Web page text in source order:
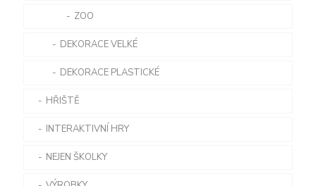
ZOO
DEKORACE VELKÉ
KLUCI
LOUKA
MOŘE
MYŠI INDIÁNI
DEKORACE PLASTICKÉ
HŘIŠTĚ
IQLANDIA INTERAKTIVNÍ PATRO
IQLANDIA VODNÍ SVĚT
INTERAKTIVNÍ HRY
NEJEN ŠKOLKY